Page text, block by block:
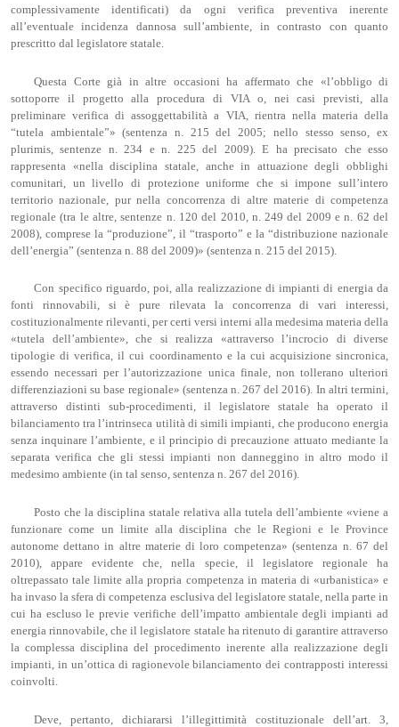
complessivamente identificati) da ogni verifica preventiva inerente
all’eventuale incidenza dannosa sull’ambiente, in contrasto con quanto
prescritto dal legislatore statale.
Questa Corte già in altre occasioni ha affermato che «l’obbligo di
sottoporre il progetto alla procedura di VIA o, nei casi previsti, alla
preliminare verifica di assoggettabilità a VIA, rientra nella materia della
“tutela ambientale”» (sentenza n. 215 del 2005; nello stesso senso, ex
plurimis, sentenze n. 234 e n. 225 del 2009). E ha precisato che esso
rappresenta «nella disciplina statale, anche in attuazione degli obblighi
comunitari, un livello di protezione uniforme che si impone sull’intero
territorio nazionale, pur nella concorrenza di altre materie di competenza
regionale (tra le altre, sentenze n. 120 del 2010, n. 249 del 2009 e n. 62 del
2008), comprese la “produzione”, il “trasporto” e la “distribuzione nazionale
dell’energia” (sentenza n. 88 del 2009)» (sentenza n. 215 del 2015).
Con specifico riguardo, poi, alla realizzazione di impianti di energia da
fonti rinnovabili, si è pure rilevata la concorrenza di vari interessi,
costituzionalmente rilevanti, per certi versi interni alla medesima materia della
«tutela dell’ambiente», che si realizza «attraverso l’incrocio di diverse
tipologie di verifica, il cui coordinamento e la cui acquisizione sincronica,
essendo necessari per l’autorizzazione unica finale, non tollerano ulteriori
differenziazioni su base regionale» (sentenza n. 267 del 2016). In altri termini,
attraverso distinti sub-procedimenti, il legislatore statale ha operato il
bilanciamento tra l’intrinseca utilità di simili impianti, che producono energia
senza inquinare l’ambiente, e il principio di precauzione attuato mediante la
separata verifica che gli stessi impianti non danneggino in altro modo il
medesimo ambiente (in tal senso, sentenza n. 267 del 2016).
Posto che la disciplina statale relativa alla tutela dell’ambiente «viene a
funzionare come un limite alla disciplina che le Regioni e le Province
autonome dettano in altre materie di loro competenza» (sentenza n. 67 del
2010), appare evidente che, nella specie, il legislatore regionale ha
oltrepassato tale limite alla propria competenza in materia di «urbanistica» e
ha invaso la sfera di competenza esclusiva del legislatore statale, nella parte in
cui ha escluso le previe verifiche dell’impatto ambientale degli impianti ad
energia rinnovabile, che il legislatore statale ha ritenuto di garantire attraverso
la complessa disciplina del procedimento inerente alla realizzazione degli
impianti, in un’ottica di ragionevole bilanciamento dei contrapposti interessi
coinvolti.
Deve, pertanto, dichiararsi l’illegittimità costituzionale dell’art. 3,